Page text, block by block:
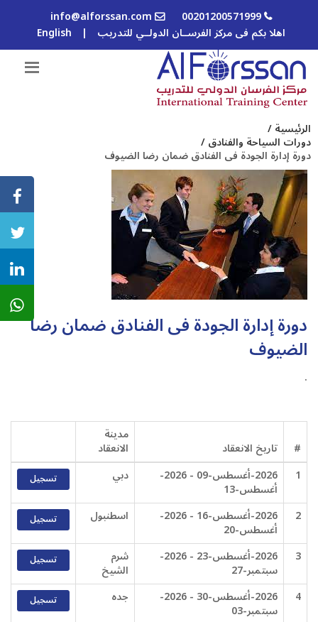
00201200571999
info@alforssan.com
اهلا بكم فى مركز الفرســان الدولــي للتدريب |
English
الرئيسية /
دورات السياحة والفنادق /
دورة إدارة الجودة فى الفنادق ضمان رضا الضيوف
دورة إدارة الجودة فى الفنادق ضمان رضا
الضيوف
.
# تاريخ الانعقاد
مدينة
الانعقاد
1
2026-أغسطس-09 - 2026-
أغسطس-13
دبي تسجيل
2 2026-أغسطس-16 - 2026-
أغسطس-20
اسطنبول تسجيل
3 2026-أغسطس-23 - 2026-
سبتمبر-27
شرم
الشيخ
تسجيل
4 2026-أغسطس-30 - 2026-
سبتمبر-03
جده تسجيل